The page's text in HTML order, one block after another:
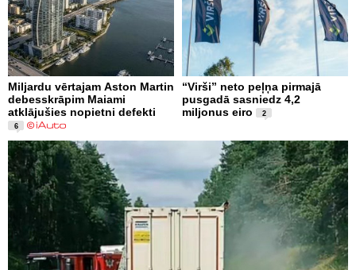
Miljardu vērtajam Aston Martin
debesskrāpim Maiami
atklājušies nopietni defekti
6
“Virši” neto peļņa pirmajā
pusgadā sasniedz 4,2
miljonus eiro
2